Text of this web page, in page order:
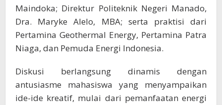
Maindoka; Direktur Politeknik Negeri Manado,
Dra. Maryke Alelo, MBA; serta praktisi dari
Pertamina Geothermal Energy, Pertamina Patra
Niaga, dan Pemuda Energi Indonesia.
Diskusi berlangsung dinamis dengan
antusiasme mahasiswa yang menyampaikan
ide-ide kreatif, mulai dari pemanfaatan energi